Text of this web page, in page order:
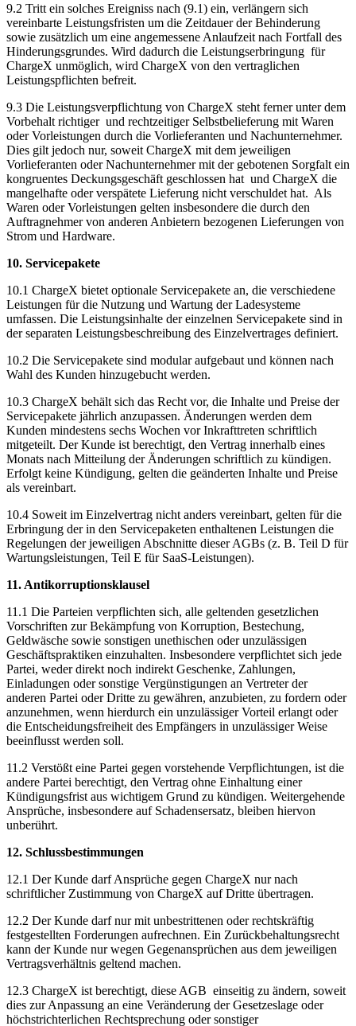
9.2 Tritt ein solches Ereigniss nach (9.1) ein, verlängern sich
vereinbarte Leistungsfristen um die Zeitdauer der Behinderung
sowie zusätzlich um eine angemessene Anlaufzeit nach Fortfall des
Hinderungsgrundes. Wird dadurch die Leistungserbringung für
ChargeX unmöglich, wird ChargeX von den vertraglichen
Leistungspflichten befreit.
9.3 Die Leistungsverpflichtung von ChargeX steht ferner unter dem
Vorbehalt richtiger und rechtzeitiger Selbstbelieferung mit Waren
oder Vorleistungen durch die Vorlieferanten und Nachunternehmer.
Dies gilt jedoch nur, soweit ChargeX mit dem jeweiligen
Vorlieferanten oder Nachunternehmer mit der gebotenen Sorgfalt ein
kongruentes Deckungsgeschäft geschlossen hat und ChargeX die
mangelhafte oder verspätete Lieferung nicht verschuldet hat. Als
Waren oder Vorleistungen gelten insbesondere die durch den
Auftragnehmer von anderen Anbietern bezogenen Lieferungen von
Strom und Hardware.
10. Servicepakete
10.1 ChargeX bietet optionale Servicepakete an, die verschiedene
Leistungen für die Nutzung und Wartung der Ladesysteme
umfassen. Die Leistungsinhalte der einzelnen Servicepakete sind in
der separaten Leistungsbeschreibung des Einzelvertrages definiert.
10.2 Die Servicepakete sind modular aufgebaut und können nach
Wahl des Kunden hinzugebucht werden.
10.3 ChargeX behält sich das Recht vor, die Inhalte und Preise der
Servicepakete jährlich anzupassen. Änderungen werden dem
Kunden mindestens sechs Wochen vor Inkrafttreten schriftlich
mitgeteilt. Der Kunde ist berechtigt, den Vertrag innerhalb eines
Monats nach Mitteilung der Änderungen schriftlich zu kündigen.
Erfolgt keine Kündigung, gelten die geänderten Inhalte und Preise
als vereinbart.
10.4 Soweit im Einzelvertrag nicht anders vereinbart, gelten für die
Erbringung der in den Servicepaketen enthaltenen Leistungen die
Regelungen der jeweiligen Abschnitte dieser AGBs (z. B. Teil D für
Wartungsleistungen, Teil E für SaaS-Leistungen).
11. Antikorruptionsklausel
11.1 Die Parteien verpflichten sich, alle geltenden gesetzlichen
Vorschriften zur Bekämpfung von Korruption, Bestechung,
Geldwäsche sowie sonstigen unethischen oder unzulässigen
Geschäftspraktiken einzuhalten. Insbesondere verpflichtet sich jede
Partei, weder direkt noch indirekt Geschenke, Zahlungen,
Einladungen oder sonstige Vergünstigungen an Vertreter der
anderen Partei oder Dritte zu gewähren, anzubieten, zu fordern oder
anzunehmen, wenn hierdurch ein unzulässiger Vorteil erlangt oder
die Entscheidungsfreiheit des Empfängers in unzulässiger Weise
beeinflusst werden soll.
11.2 Verstößt eine Partei gegen vorstehende Verpflichtungen, ist die
andere Partei berechtigt, den Vertrag ohne Einhaltung einer
Kündigungsfrist aus wichtigem Grund zu kündigen. Weitergehende
Ansprüche, insbesondere auf Schadensersatz, bleiben hiervon
unberührt.
12. Schlussbestimmungen
12.1 Der Kunde darf Ansprüche gegen ChargeX nur nach
schriftlicher Zustimmung von ChargeX auf Dritte übertragen.
12.2 Der Kunde darf nur mit unbestrittenen oder rechtskräftig
festgestellten Forderungen aufrechnen. Ein Zurückbehaltungsrecht
kann der Kunde nur wegen Gegenansprüchen aus dem jeweiligen
Vertragsverhältnis geltend machen.
12.3 ChargeX ist berechtigt, diese AGB einseitig zu ändern, soweit
dies zur Anpassung an eine Veränderung der Gesetzeslage oder
höchstrichterlichen Rechtsprechung oder sonstiger